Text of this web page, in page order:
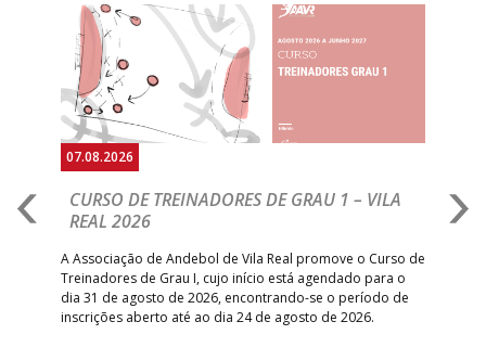
07.08.2026
CURSO DE TREINADORES DE GRAU 1 – VILA
REAL 2026
A Associação de Andebol de Vila Real promove o Curso de
Treinadores de Grau I, cujo início está agendado para o
dia 31 de agosto de 2026, encontrando-se o período de
inscrições aberto até ao dia 24 de agosto de 2026.
Anterior